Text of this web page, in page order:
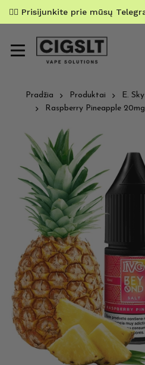
✌🏼 Prisijunkite prie mūsų
Pradžia Produktai E.
Raspberry Pineapple